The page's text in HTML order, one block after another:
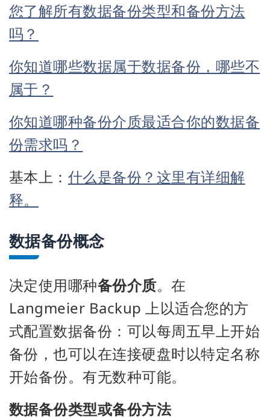
您了解所有数据备份类型和备份方法
吗？
你知道哪些数据属于数据备份，哪些不
属于？
你知道哪种备份介质最适合你的数据备
份需求吗？
基本上： 什么是备份？这里有详细解
释。
数据备份概念
决定使用哪种备份介质。在
Langmeier Backup 上以适合您的方
式配置数据备份：可以每周五早上开始
备份，也可以在连接硬盘时以特定名称
开始备份。有无数种可能。
数据备份类型或备份方法